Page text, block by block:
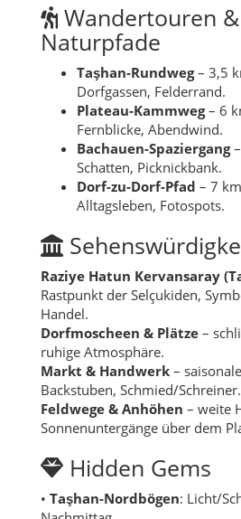
Wandertouren &
Naturpfade
Taşhan-Rundweg– 3,5
Dorfgassen, Felderrand.
Plateau-Kammweg– 6
Fernblicke, Abendwind.
Bachauen-Spaziergang–
Schatten, Picknickbank.
Dorf-zu-Dorf-Pfad – 7
Alltagsleben, Fotospots.
Raziye Hatun Kervansaray
Rastpunkt der Selçukiden,
Handel.
Dorfmoscheen & Plätze –
ruhige Atmosphäre.
Markt & Handwerk –
Backstuben, Schmied/Schreiner.
Feldwege & Anhöhen – weite
Sonnenuntergänge über dem
Hidden Gems
• Taşhan-Nordbögen: Licht/